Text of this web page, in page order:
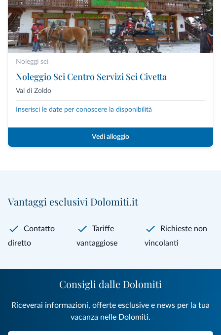
Noleggi sci
Noleggio Sci Centro Servizi Sci Civetta
Val di Zoldo
Inserisci le date per conoscere la disponibilità
Vedi alloggio
Vantaggi esclusivi Dolomiti.it
Contatto
diretto
Tariffe
vantaggiose
Richieste non
vincolanti
Consigli dalle Dolomiti
Riceverai informazioni, offerte esclusive e news per la tua
vacanza nelle Dolomiti.